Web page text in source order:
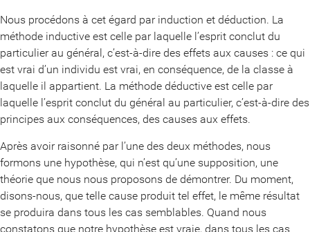
Nous procédons à cet égard par induction et déduction. La
méthode inductive est celle par laquelle l’esprit conclut du
particulier au général, c’est-à-dire des effets aux causes : ce qui
est vrai d’un individu est vrai, en conséquence, de la classe à
laquelle il appartient. La méthode déductive est celle par
laquelle l’esprit conclut du général au particulier, c’est-à-dire des
principes aux conséquences, des causes aux effets.
Après avoir raisonné par l’une des deux méthodes, nous
formons une hypothèse, qui n’est qu’une supposition, une
théorie que nous nous proposons de démontrer. Du moment,
disons-nous, que telle cause produit tel effet, le même résultat
se produira dans tous les cas semblables. Quand nous
constatons que notre hypothèse est vraie, dans tous les cas